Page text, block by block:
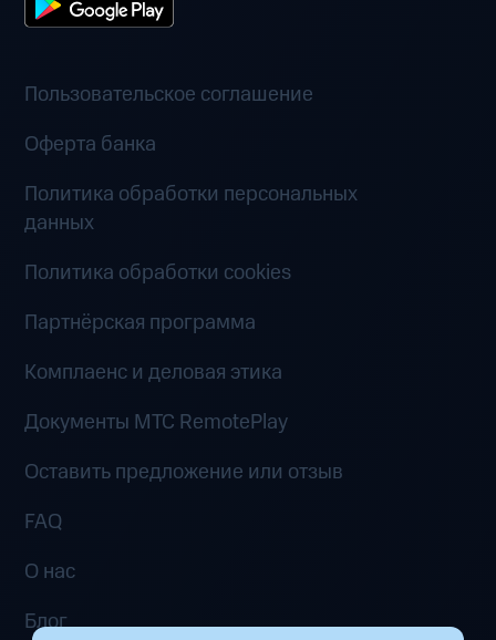
Пользовательское соглашение
Оферта банка
Политика обработки персональных
данных
Политика обработки cookies
Партнёрская программа
Комплаенс и деловая этика
Документы MTC RemotePlay
Оставить предложение или отзыв
FAQ
О нас
Блог